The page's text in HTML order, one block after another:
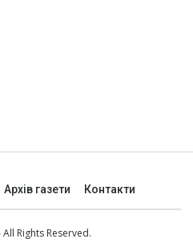
Архів газети Контакти
Rights Reserved.